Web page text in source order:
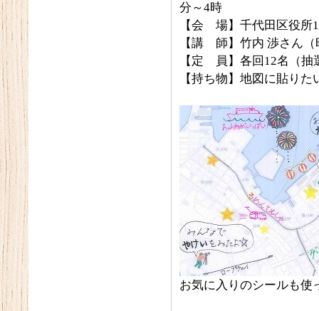
分～4時
【会 場】千代田区役所
【講 師】竹内 渉さん
【定 員】各回12名（抽
【持ち物】地図に貼り
お気に入りのシールも使